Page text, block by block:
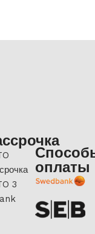
3
оплаты